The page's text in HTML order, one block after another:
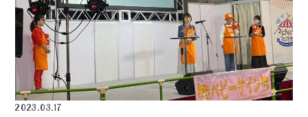
2023.03.17